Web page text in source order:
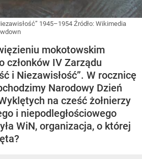
1945–1954 Źródło: Wikimedia
mokotowskim
członków IV Zarządu
i Niezawisłość”. W rocznicę
Narodowy Dzień
na cześć żołnierzy
i niepodległościowego
WiN, organizacja, o której